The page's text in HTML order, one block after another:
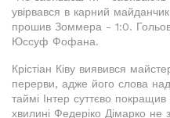
увірвався в карний
прошив Зоммера - 1:0.
Юссуф Фофана.
Крістіан Ківу виявився
перерви, адже його слова
таймі Інтер суттєво
хвилині Федеріко Дімарко не